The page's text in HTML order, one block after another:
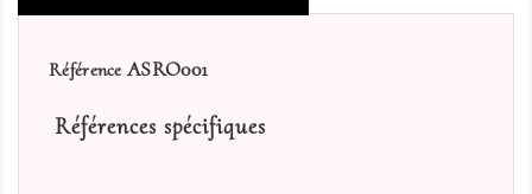
Référence ASRO001
Références spécifiques